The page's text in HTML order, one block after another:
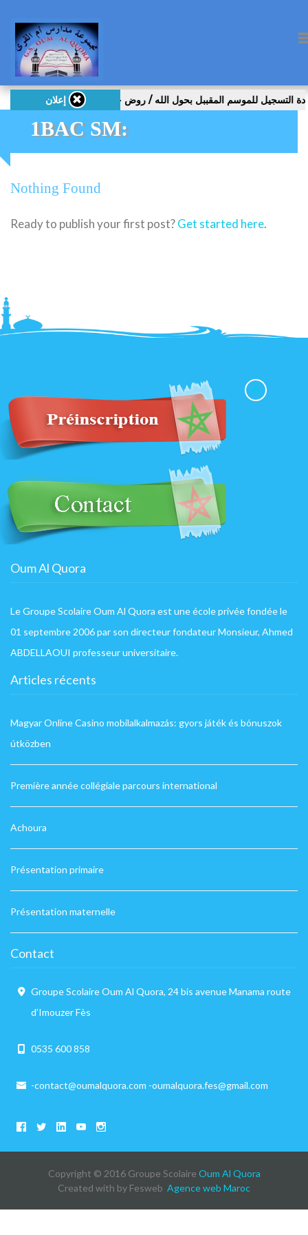
إعلان
1BAC SM:
Nothing Found
Ready to publish your first post?Get started here.
Oum Al Quora
Le Groupe Scolaire Oum Al Quora est une école privée fondée le
01 septembre 2006 par son directeur fondateur Monsieur, Ahmed
ABDELLAOUI professeur universitaire.
Articles récents
Magyar Online Casino mobilalkalmazás: gyors játék és bónuszok
útközben
Première année collégiale parcours international
Achoura
Présentation primaire
Présentation maternelle
Contact
Groupe Scolaire Oum Al Quora, 24 bis avenue Manama route
d’Imouzer Fès
0535 600 858
-contact@oumalquora.com -oumalquora.fes@gmail.com
Copyright © 2016 Groupe Scolaire Oum Al Quora
Created with by Fesweb Agence web Maroc